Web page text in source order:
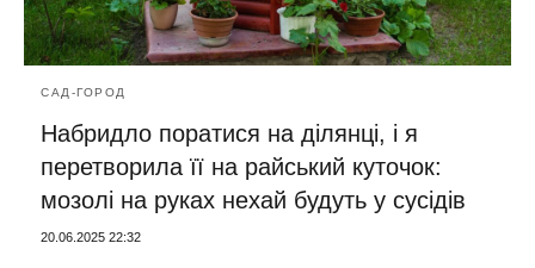
САД-ГОРОД
Набридло поратися на ділянці, і я
перетворила її на райський куточок:
мозолі на руках нехай будуть у сусідів
20.06.2025 22:32